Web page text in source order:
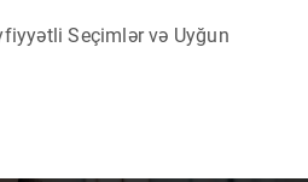
Seçimlər və Uyğun